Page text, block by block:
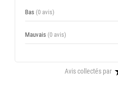
Bas (0 avis)
Mauvais (0 avis)
Avis collectés par